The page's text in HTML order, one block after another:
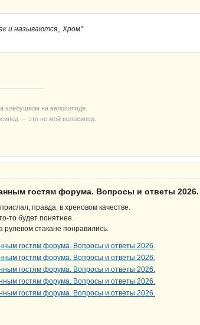
и называются,, Хром"
хлебушком на велосипеде.
— это не мой велосипед.
гостям форума. Вопросы и ответы 2026.
правда, в хреновом качестве.
то будет понятнее.
рулевом стакане понравились.